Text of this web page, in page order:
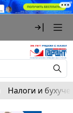
Налоги и